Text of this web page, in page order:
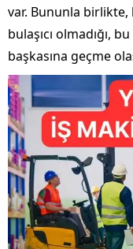
var. Bununla
bulaşıcı olmadığı,
başkasına geçme